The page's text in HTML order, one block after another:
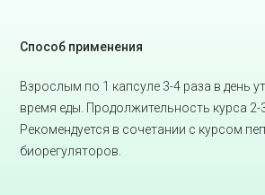
Способ применения
Взрослым по 1 капсуле 3-4 раза в день
время еды. Продолжительность курса 2-3
Рекомендуется в сочетании с курсом
биорегуляторов.